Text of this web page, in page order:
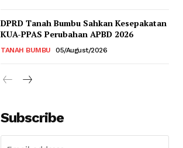
DPRD Tanah Bumbu Sahkan Kesepakatan
KUA-PPAS Perubahan APBD 2026
TANAH BUMBU 05/August/2026
Subscribe